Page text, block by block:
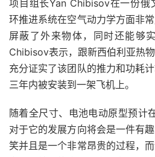
项目组长Yan Chibisov在一份俄
环推进系统在空气动力学方面非
屏蔽了外来物体，同时还能够
Chibisov表示，跟新西伯利亚热
充分证实了该团队的推力和功耗
三年内被安装到一架飞机上。
随着全尺寸、电池电动原型预计
对于它的发展方向将会是一件有
笑并且是一个非常昂贵的过程，